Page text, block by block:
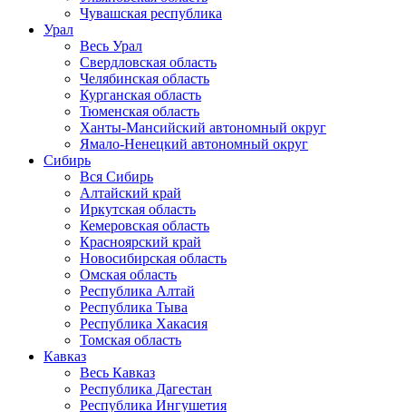
Чувашская республика
Урал
Весь Урал
Свердловская область
Челябинская область
Курганская область
Тюменская область
Ханты-Мансийский автономный округ
Ямало-Ненецкий автономный округ
Сибирь
Вся Сибирь
Алтайский край
Иркутская область
Кемеровская область
Красноярский край
Новосибирская область
Омская область
Республика Алтай
Республика Тыва
Республика Хакасия
Томская область
Кавказ
Весь Кавказ
Республика Дагестан
Республика Ингушетия